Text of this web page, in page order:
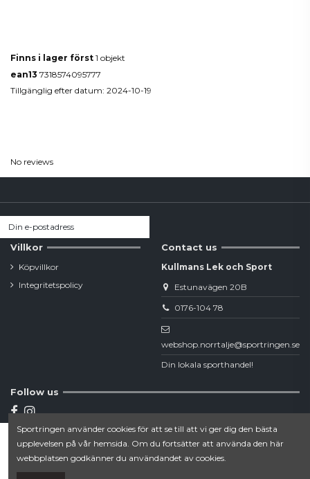
Lägg till i varukorgen
Finns i lager först 1 objekt
ean13 7318574095777
Tillgänglig efter datum: 2024-10-19
No reviews
Villkor
Köpvillkor
Integritetspolicy
Contact us
Kullmans Lek och Sport
Estunavägen 20B
0176-104 78
webshop.norrtalje@sportringen.se
Din lokala sporthandel!
Follow us
Newsletter
Sportringen använder cookies för att se till att vi ger dig den bästa
upplevelsen på vår hemsida. Om du fortsätter att använda den här
webbplatsen godkänner du användandet av cookies.